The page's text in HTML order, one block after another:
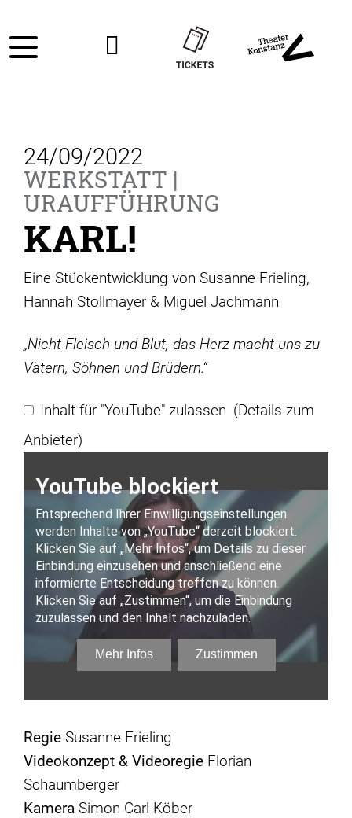
24/09/2022
WERKSTATT |
URAUFFÜHRUNG
KARL!
Eine Stückentwicklung von Susanne Frieling,
Hannah Stollmayer & Miguel Jachmann
„Nicht Fleisch und Blut, das Herz macht uns zu
Vätern, Söhnen und Brüdern.“
Inhalt für "YouTube" zulassen (Details zum
Anbieter)
Regie Susanne Frieling
Videokonzept & Videoregie Florian
Schaumberger
Kamera Simon Carl Köber